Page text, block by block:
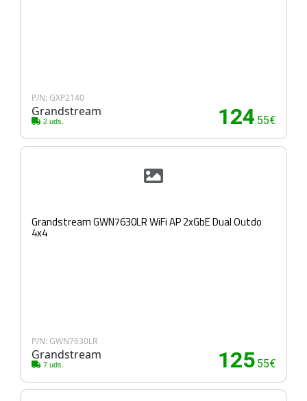
P/N: GXP2140
Grandstream
2 uds. 124.55€
Grandstream GWN7630LR WiFi AP 2xGbE Dual Outdo
4x4
P/N: GWN7630LR
Grandstream
7 uds. 125.55€